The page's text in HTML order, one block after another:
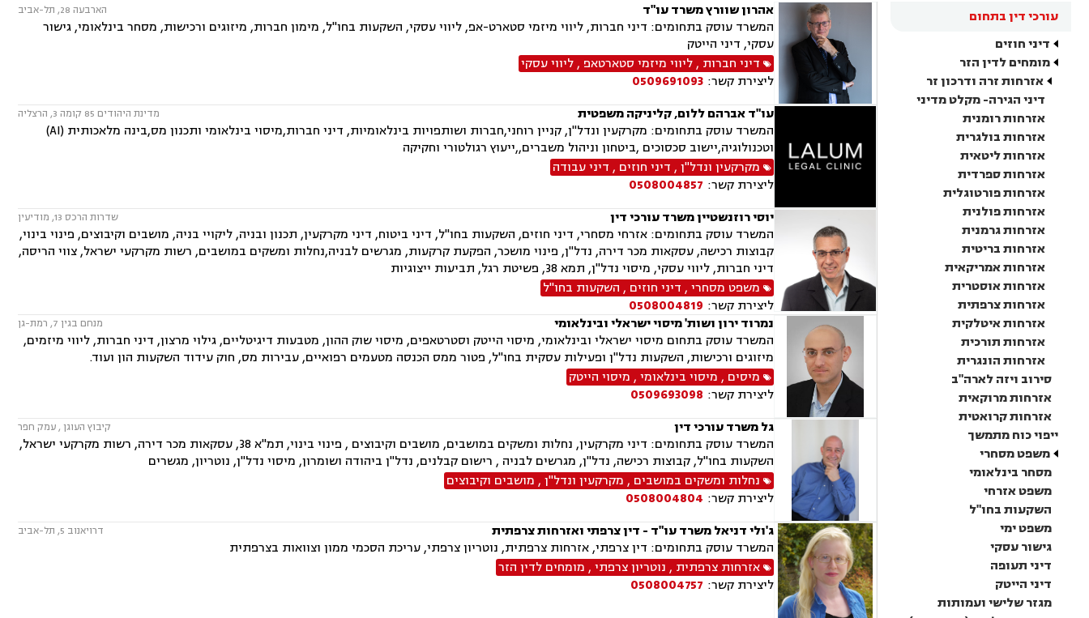
עורכי דין בתחום
דיני חוזים
מומחים לדין הזר
אזרחות זרה ודרכון זר
דיני הגירה- מקלט מדיני
אזרחות רומנית
אזרחות בולגרית
אזרחות ליטאית
אזרחות ספרדית
אזרחות פורטוגלית
אזרחות פולנית
אזרחות גרמנית
אזרחות בריטית
אזרחות אמריקאית
אזרחות אוסטרית
אזרחות צרפתית
אזרחות איטלקית
אזרחות תורכית
אזרחות הונגרית
סירוב ויזה לארה"ב
אזרחות מרוקאית
אזרחות קרואטית
ייפוי כוח מתמשך
משפט מסחרי
מסחר בינלאומי
משפט אזרחי
השקעות בחו"ל
משפט ימי
גישור עסקי
דיני תעופה
דיני הייטק
מגזר שלישי ועמותות
אהרון שוורץ משרד עו"ד הארבעה 28, תל-אביב
המשרד עוסק בתחומים: דיני חברות, ליווי מיזמי סטארט-אפ, ליווי עסקי, השקעות בחו"ל, מימון חברות, מיזוגים ורכישות, מסחר בינלאומי, גישור
עסקי, דיני הייטק
דיני חברות ,ליווי מיזמי סטארטאפ ,ליווי עסקי
ליצירת קשר: 0509691093
עו"ד אברהם ללום, קליניקה משפטית
מדינת היהודים 85 קומה 3, הרצליה
המשרד עוסק בתחומים: מקרקעין ונדל"ן, קניין רוחני,חברות ושותפויות בינלאומיות, דיני חברות,מיסוי בינלאומי ותכנון מס,בינה מלאכותית (AI)
וטכנולוגיה,יישוב סכסוכים ,ביטחון וניהול משברים,,ייעוץ רגולטורי וחקיקה
מקרקעין ונדל"ן, דיני חוזים , דיני עבודה
ליצירת קשר: 0508004857
יוסי רוזנשטיין משרד עורכי דין
שדרות הרכס 13, מודיעין
המשרד עוסק בתחומים: אזרחי מסחרי, דיני חוזים, השקעות בחו"ל, דיני ביטוח, דיני מקרקעין, תכנון ובניה, ליקויי בניה, מושבים וקיבוצים, פינוי בינוי,
קבוצות רכישה, עסקאות מכר דירה, נדל"ן, פינוי מושכר, הפקעת קרקעות, מגרשים לבניה,נחלות ומשקים במושבים, רשות מקרקעי ישראל, צווי הריסה,
דיני חברות, ליווי עסקי, מיסוי נדל"ן, תמא 38, פשיטת רגל, תביעות ייצוגיות
משפט מסחרי, דיני חוזים , השקעות בחו"ל
ליצירת קשר: 0508004819
נמרוד ירון ושות' מיסוי ישראלי ובינלאומי
מנחם בגין 7, רמת-גן
המשרד עוסק בתחום מיסוי ישראלי ובינלאומי, מיסוי הייטק וסטרטאפים, מיסוי שוק ההון, מטבעות דיגיטליים, גילוי מרצון, דיני חברות, ליווי מיזמים,
מיזוגים ורכישות, השקעות נדל"ן ופעילות עסקית בחו"ל, פטור ממס הכנסה מטעמים רפואיים, עבירות מס, חוק עידוד השקעות הון ועוד.
מיסים , מיסוי בינלאומי, מיסוי הייטק
ליצירת קשר: 0509693098
גל משרד עורכי דין
קיבוץ העוגן , עמק חפר
המשרד עוסק בתחומים: דיני מקרקעין, נחלות ומשקים במושבים, מושבים וקיבוצים , פינוי בינוי, תמ"א 38, עסקאות מכר דירה, רשות מקרקעי ישראל,
השקעות בחו"ל, קבוצות רכישה, נדל"ן, מגרשים לבניה , רישום קבלנים, נדל"ן ביהודה ושומרון, מיסוי נדל"ן, נוטריון, מגשרים
נחלות ומשקים במושבים , מקרקעין ונדל"ן, מושבים וקיבוצים
ליצירת קשר: 0508004804
ג'ולי דניאל משרד עו"ד - דין צרפתי ואזרחות צרפתית
דרויאנוב 5, תל-אביב
המשרד עוסק בתחומים: דין צרפתי, אזרחות צרפתית, נוטריון צרפתי, עריכת הסכמי ממון וצוואות בצרפתית
אזרחות צרפתית , נוטריון צרפתי, מומחים לדין הזר
ליצירת קשר: 0508004757